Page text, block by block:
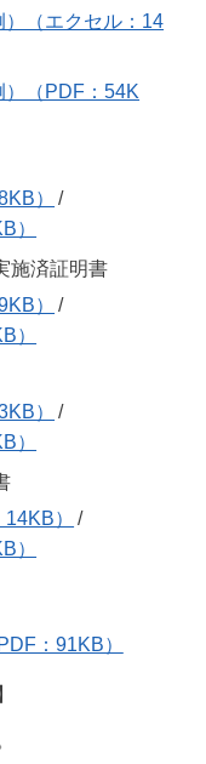
（エクセル：14
）（PDF：54K
）
/
）
施済証明書
）
/
）
）
/
）
）
/
）
：91KB）